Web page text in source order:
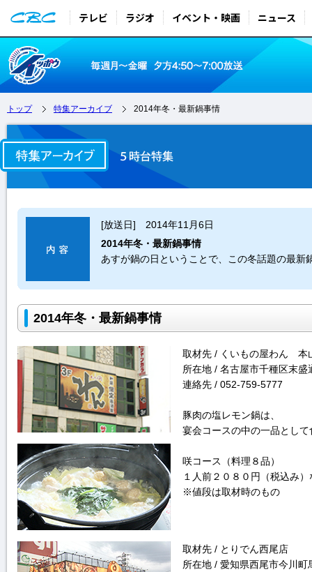
テレビ ラジオ イベント・映画 ニュース
トップ 特集アーカイブ 2014年冬・最新鍋事情
[放送日] 2014年11月6日
2014年冬・最新鍋事情
あすが鍋の日ということで、この冬話題の最新
2014年冬・最新鍋事情
取材先 / くいもの屋わん 本
所在地 / 名古屋市千種区末
連絡先 / 052-759-5777
豚肉の塩レモン鍋は、
宴会コースの中の一品とし
咲コース（料理８品）
１人前２０８０円（税込み）
※値段は取材時のもの
取材先 / とりでん西尾店
所在地 / 愛知県西尾市今川町